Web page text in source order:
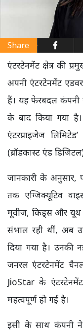
Share
एंटरटेनमेंट क्षेत्र की
अपनी एंटरटेनमेंट
हैं। यह फेरबदल कंपनी के
के बाद किया गया है।
एंटरप्राइजेज
(ब्रॉडकास्ट एंड
जानकारी के अनुसार,
तक एग्जिक्यूटिव
मूवीज, किड्स और यूथ
संभाल रही थीं, अब
दिया गया है। उनकी
जनरल एंटरटेनमेंट
JioStar के
महत्वपूर्ण हो गई है।
इसी के साथ कंपनी